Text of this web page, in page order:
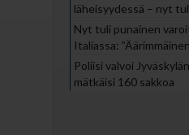
läheisyydessä – nyt
Nyt tuli punainen
Italiassa:
Poliisi valvoi
mätkäisi 160 sakkoa